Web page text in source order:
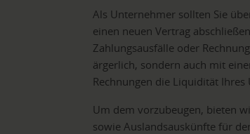
Als Unternehmer sollten Sie
einen neuen Vertrag
Zahlungsausfälle oder
ärgerlich, sondern auch mit
Rechnungen die Liquidität
Um dem vorzubeugen, bieten
sowie Auslandsauskünfte für